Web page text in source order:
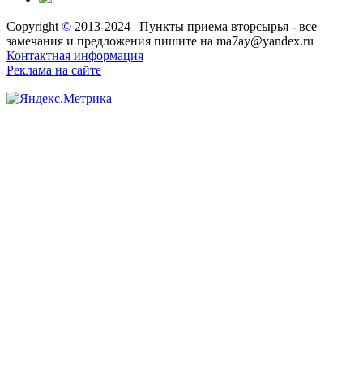
Copyright © 2013-2024 | Пункты приема вторсырья - все
замечания и предложения пишите на ma7ay@yandex.ru
Контактная информация
Реклама на сайте